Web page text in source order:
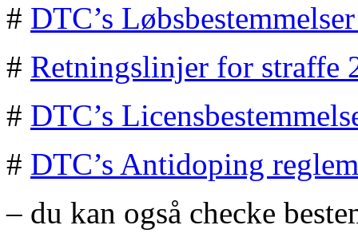
# DTC’s
# Retningslinjer for straffe
# DTC’s
# DTC’s Antidoping
– du kan også checke